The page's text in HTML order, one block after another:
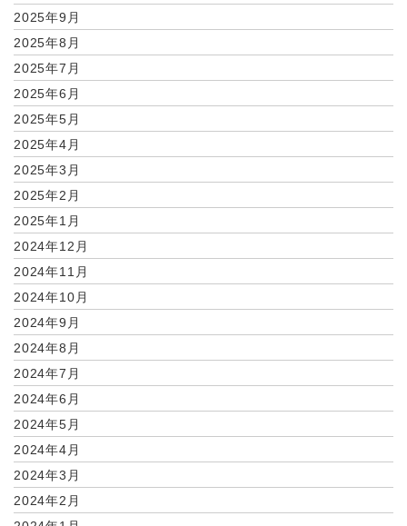
2025年9月
2025年8月
2025年7月
2025年6月
2025年5月
2025年4月
2025年3月
2025年2月
2025年1月
2024年12月
2024年11月
2024年10月
2024年9月
2024年8月
2024年7月
2024年6月
2024年5月
2024年4月
2024年3月
2024年2月